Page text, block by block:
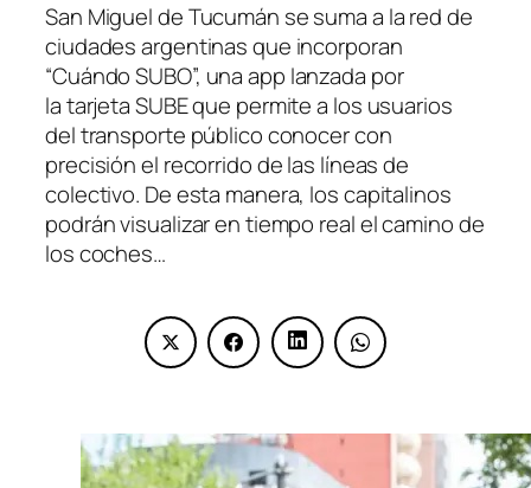
San Miguel de Tucumán se suma a la red de
ciudades argentinas que incorporan
“Cuándo SUBO”, una app lanzada por
la tarjeta SUBE que permite a los usuarios
del transporte público conocer con
precisión el recorrido de las líneas de
colectivo. De esta manera, los capitalinos
podrán visualizar en tiempo real el camino de
los coches…